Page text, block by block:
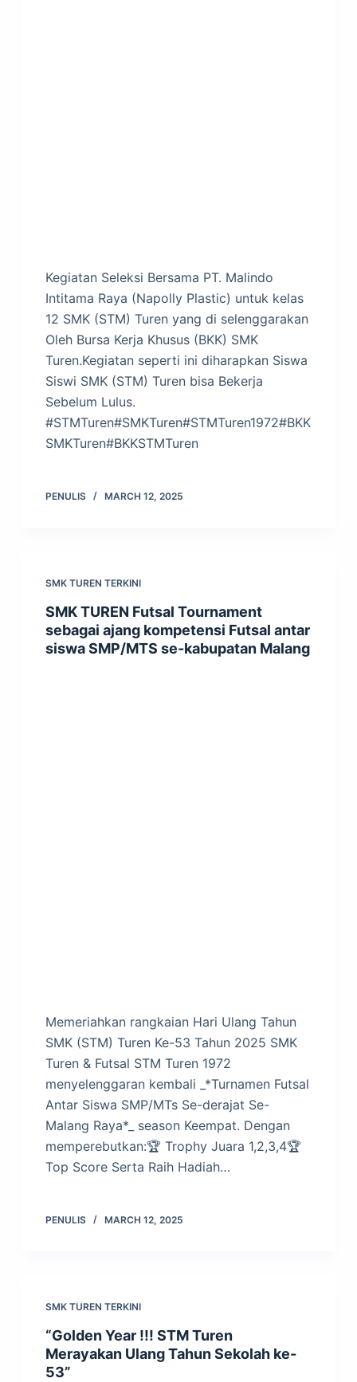
Kegiatan Seleksi Bersama PT. Malindo
Intitama Raya (Napolly Plastic) untuk kelas
12 SMK (STM) Turen yang di selenggarakan
Oleh Bursa Kerja Khusus (BKK) SMK
Turen.Kegiatan seperti ini diharapkan Siswa
Siswi SMK (STM) Turen bisa Bekerja
Sebelum Lulus.
#STMTuren#SMKTuren#STMTuren1972#BKK
SMKTuren#BKKSTMTuren
PENULIS MARCH 12, 2025
SMK TUREN TERKINI
SMK TUREN Futsal Tournament
sebagai ajang kompetensi Futsal antar
siswa SMP/MTS se-kabupatan Malang
Memeriahkan rangkaian Hari Ulang Tahun
SMK (STM) Turen Ke-53 Tahun 2025 SMK
Turen & Futsal STM Turen 1972
menyelenggaran kembali _*Turnamen Futsal
Antar Siswa SMP/MTs Se-derajat Se-
Malang Raya*_ season Keempat. Dengan
memperebutkan:🏆 Trophy Juara 1,2,3,4🏆
Top Score Serta Raih Hadiah…
PENULIS MARCH 12, 2025
SMK TUREN TERKINI
“Golden Year !!! STM Turen
Merayakan Ulang Tahun Sekolah ke-
53”